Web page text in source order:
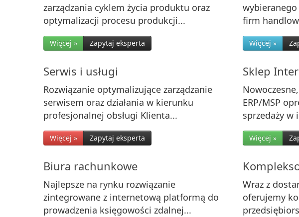
zarządzania cyklem życia produktu oraz
optymalizacji procesu produkcji...
Więcej » Zapytaj eksperta
firm
Więcej »
Serwis i usługi
Rozwiązanie optymalizujące zarządzanie
serwisem oraz działania w kierunku
profesjonalnej obsługi Klienta...
Więcej » Zapytaj eksperta
Sklep
ERP/MSP
sprzedaży w
Więcej »
Biura rachunkowe
Najlepsze na rynku rozwiązanie
zintegrowane z internetową platformą do
prowadzenia księgowości zdalnej...
Wraz z
oferujemy